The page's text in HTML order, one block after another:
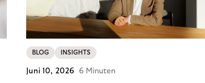
BLOG INSIGHTS
Juni 10, 2026 6 Minuten